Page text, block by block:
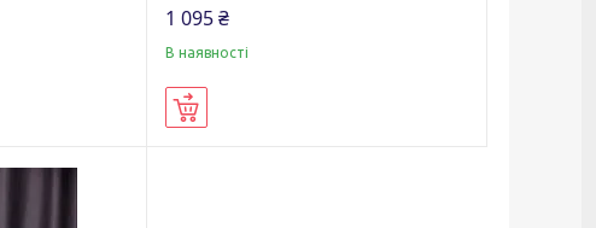
1 095 ₴
В наявності